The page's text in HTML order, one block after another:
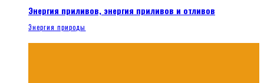
Энергия приливов, энергия приливов и отливов
Энергия природы